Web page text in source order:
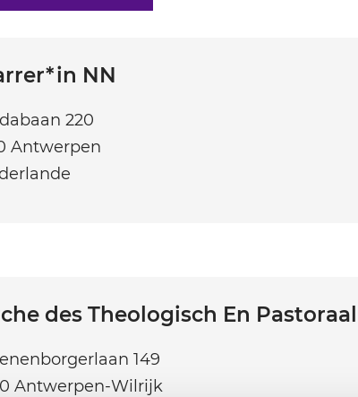
NN
220
Antwerpen
des Theologisch En
149
Antwerpen-Wilrijk